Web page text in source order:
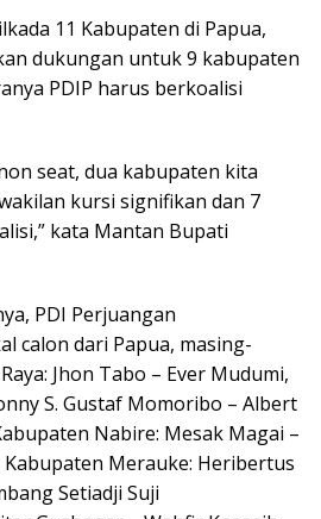
11 Kabupaten di Papua,
dukungan untuk 9 kabupaten
PDIP harus berkoalisi
seat, dua kabupaten kita
kursi signifikan dan 7
kata Mantan Bupati
PDI Perjuangan
calon dari Papua, masing-
Jhon Tabo – Ever Mudumi,
S. Gustaf Momoribo – Albert
Nabire: Mesak Magai –
Kabupaten Merauke: Heribertus
Setiadji Suji